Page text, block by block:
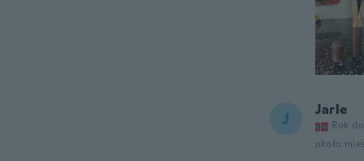
J Jarle
Rok
około